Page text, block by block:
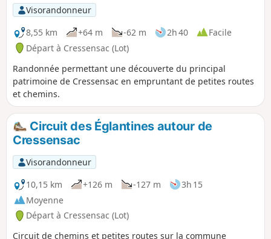
Visorandonneur
8,55 km
+64 m -62 m 2h 40
Facile
Départ à Cressensac (Lot)
Randonnée permettant une découverte du principal
patrimoine de Cressensac en empruntant de petites routes
et chemins.
Circuit des Églantines autour de
Cressensac
Visorandonneur
10,15 km
+126 m -127 m
3h 15
Moyenne
Départ à Cressensac (Lot)
Circuit de chemins et petites routes sur la commune